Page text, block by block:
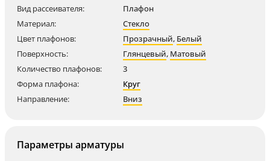
Вид рассеивателя:
Плафон
Материал:
Стекло
Цвет плафонов:
Прозрачный, Белый
Поверхность:
Глянцевый, Матовый
Количество плафонов:
3
Форма плафона:
Круг
Направление:
Вниз
Параметры арматуры